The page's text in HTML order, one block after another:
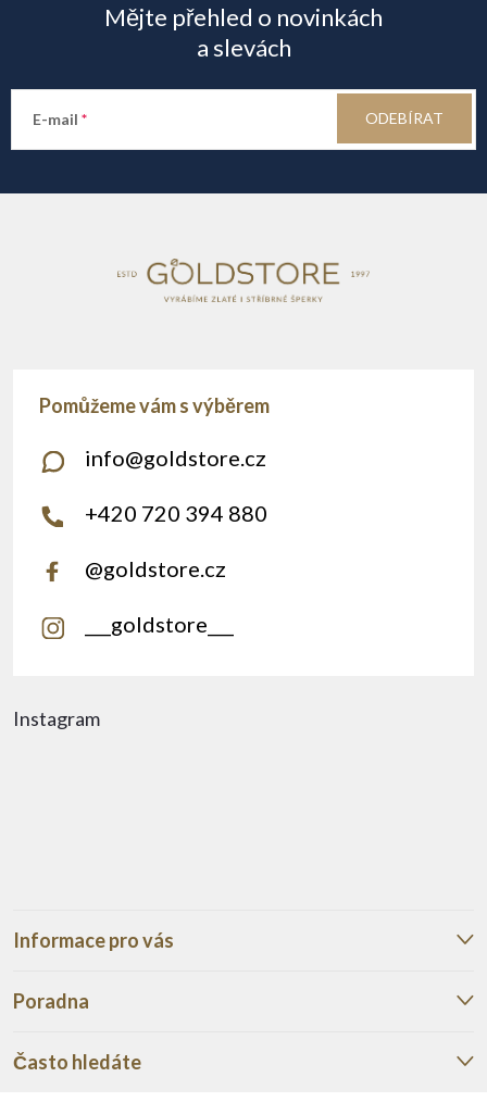
a
t
Mějte přehled o novinkách
a slevách
E-mail ODEBÍRAT
Instagram
Informace pro vás
Poradna
Často hledáte
info@goldstore.cz
+420 720 394 880
@goldstore.cz
___goldstore___